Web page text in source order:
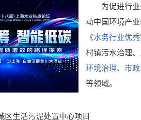
为促进行
动中国环境产
《水务行业优
村镇污水治理、
环境治理、 市
等领域。
区生活污泥处置中心项目